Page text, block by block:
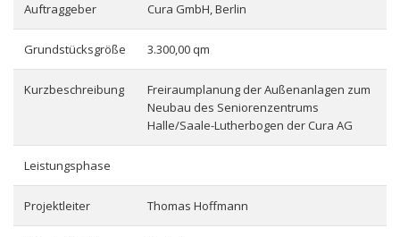
Auftraggeber Cura GmbH, Berlin
Grundstücksgröße 3.300,00 qm
Kurzbeschreibung
Freiraumplanung der Außenanlagen zum
Neubau des Seniorenzentrums
Halle/Saale-Lutherbogen der Cura AG
Leistungsphase
Projektleiter Thomas Hoffmann